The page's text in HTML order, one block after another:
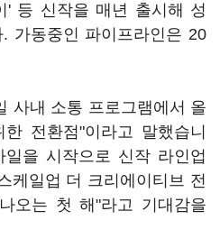
' 등 신작을 매년 출시해 성
가동중인 파이프라인은 20
사내 소통 프로그램에서 올
전환점"이라고 말했습니
을 시작으로 신작 라인업
케일업 더 크리에이티브 전
오는 첫 해"라고 기대감을